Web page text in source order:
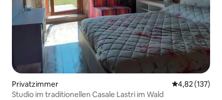
Privatzimmer
4,82 (137)
Studio im traditionellen Casale Lastri im Wald